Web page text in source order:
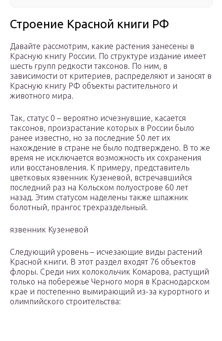
Строение Красной книги РФ
Давайте рассмотрим, какие растения занесены в
Красную книгу России. По структуре издание имеет
шесть групп редкости таксонов. По ним, в
зависимости от критериев, распределяют и заносят в
Красную книгу РФ объекты растительного и
животного мира.
Так, статус 0 – вероятно исчезнувшие, касается
таксонов, произрастание которых в России было
ранее известно, но за последние 50 лет их
нахождение в стране не было подтверждено. В то же
время не исключается возможность их сохранения
или восстановления. К примеру, представитель
цветковых язвенник Кузеневой, встречавшийся
последний раз на Кольском полуострове 60 лет
назад. Этим статусом наделены также шпажник
болотный, прангос трехраздельный.
язвенник Кузеневой
Следующий уровень – исчезающие виды растений
Красной книги. В этот раздел входят 76 объектов
флоры. Среди них колокольчик Комарова, растущий
только на побережье Черного моря в Краснодарском
крае и постепенно вымирающий из-за курортного и
олимпийского строительства: